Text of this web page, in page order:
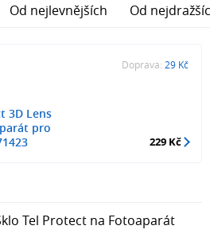
Od nejlevnějších Od
3D Lens
pro
Doprava: 29 Kč
229 Kč
Tel Protect na Fotoaparát